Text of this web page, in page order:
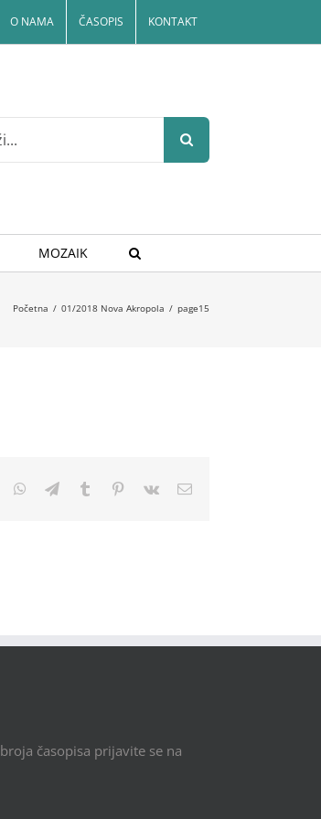
O NAMA ČASOPIS KONTAKT
MOZAIK
Početna / 01/2018 Nova Akropola / page15
WhatsApp
TelegramTumblr Pinterest
Vk Email
časopisa prijavite se na